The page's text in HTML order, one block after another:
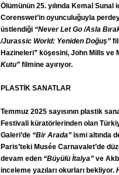
Ölümünün 25. yılında Kemal
Corenswet’in oyunculuğuyla
üstlendiği “Never Let Go /Asla
/Jurassic World: Yeniden Doğuş”
Hazineleri” köşesini, John Mills ve
Kutu” filmine ayırıyor.
PLASTİK SANATLAR
Temmuz 2025 sayısının plastik
Festivali küratörlerinden olan
Galeri’de “Bir Arada” ismi altında
Paris’teki Musée Carnavalet’de
devam eden “Büyülü İtalya” ve
inceleme yazıları okurları bekliyor.